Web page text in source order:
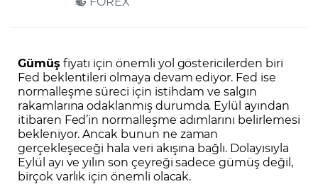
Gümüş fiyatı için önemli yol göstericilerden biri
Fed beklentileri olmaya devam ediyor. Fed ise
normalleşme süreci için istihdam ve salgın
rakamlarına odaklanmış durumda. Eylül ayından
itibaren Fed’in normalleşme adımlarını belirlemesi
bekleniyor. Ancak bunun ne zaman
gerçekleşeceği hala veri akışına bağlı. Dolayısıyla
Eylül ayı ve yılın son çeyreği sadece gümüş değil,
birçok varlık için önemli olacak.